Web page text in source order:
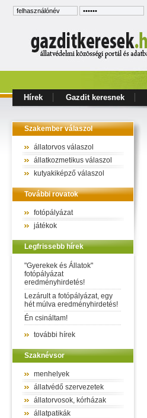
Hírek Gazdit keresnek
Szakember válaszol
állatorvos válaszol
állatkozmetikus válaszol
kutyakiképző válaszol
További rovatok
fotópályázat
játékok
Legfrissebb hírek
"Gyerekek és Állatok"
fotópályázat
eredményhirdetés!
Lezárult a fotópályázat, egy
hét múlva eredményhirdetés!
Én csináltam!
további hírek
Szaknévsor
menhelyek
állatvédő szervezetek
állatorvosok, kórházak
állatpatikák